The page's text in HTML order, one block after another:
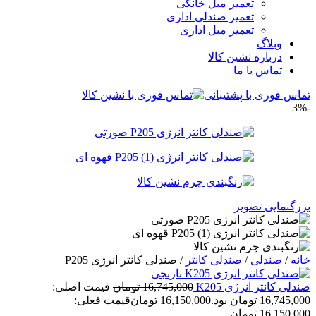
تعمیر مبل خانگی
تعمیر صندلی اداری
تعمیر مبل اداری
وبلاگ
درباره نشین کالا
تماس با ما
تماس فوری با پشتیبانی
-3%
بزرگنمایی تصویر
خانه/ صندلی/ صندلی کانتر/ صندلی کانتر انرژی P205
صندلی کانتر انرژی K205 16,745,000 تومان قیمت اصلی:
16,745,000 تومان بود.
16,150,000 تومانقیمت فعلی:
16,150,000 تومان.